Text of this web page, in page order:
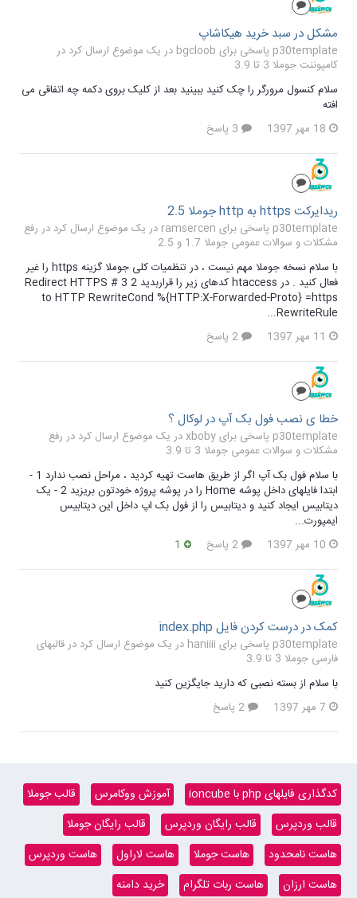
مشکل در سبد خرید هیکاشاپ
p30template پاسخی برای bgcloob در یک موضوع ارسال کرد در
کامپوننت جوملا 3 تا 3.9
سلام کنسول مرورگر را چک کنید ببینید بعد از کلیک بروی دکمه چه اتفاقی می
افته
18 مهر 1397
ریدایرکت https به http جوملا 2.5
p30template پاسخی برای ramsercen در یک موضوع ارسال کرد در
رفع
مشکلات و سوالات عمومی جوملا 1.7 و 2.5
با سلام نسخه جوملا مهم نیست ، در تنظمیات کلی جوملا گزینه https را غیر
فعال کنید . در htaccess کدهای زیر را قراربدید 2 3 # Redirect HTTPS
to HTTP RewriteCond %{HTTP:X-Forwarded-Proto} =https
RewriteRule...
11 مهر 1397
خطا ی نصب فول بک آپ در لوکال ؟
p30template پاسخی برای xboby در یک موضوع ارسال کرد در
رفع
مشکلات و سوالات عمومی جوملا 3 تا 3.9
با سلام فول بک آپ اگر از طریق هاست تهیه کردید ، مراحل نصب ندارد 1 -
ابتدا فایلهای داخل پوشه Home را در پوشه پروژه خودتون بریزید 2 - یک
دیتابیس ایجاد کنید و دیتابیس را از فول بک اپ داخل این دیتابیس
ایمپورت...
10 مهر 1397
کمک در درست کردن فایل index.php
p30template پاسخی برای haniiii در یک موضوع ارسال کرد در
قالبهای
فارسی جوملا 3 تا 3.9
با سلام از بسته نصبی که دارید جایگزین کنید
7 مهر 1397
کدگذاری فایلهای php با ioncube آموزش ووکامرس
قالب جوملا
قالب وردپرس
قالب رایگان وردپرس
قالب رایگان جوملا
هاست نامحدود
هاست جوملا هاست لاراول
هاست وردپرس
هاست ارزان
هاست ربات تلگرام خرید دامنه